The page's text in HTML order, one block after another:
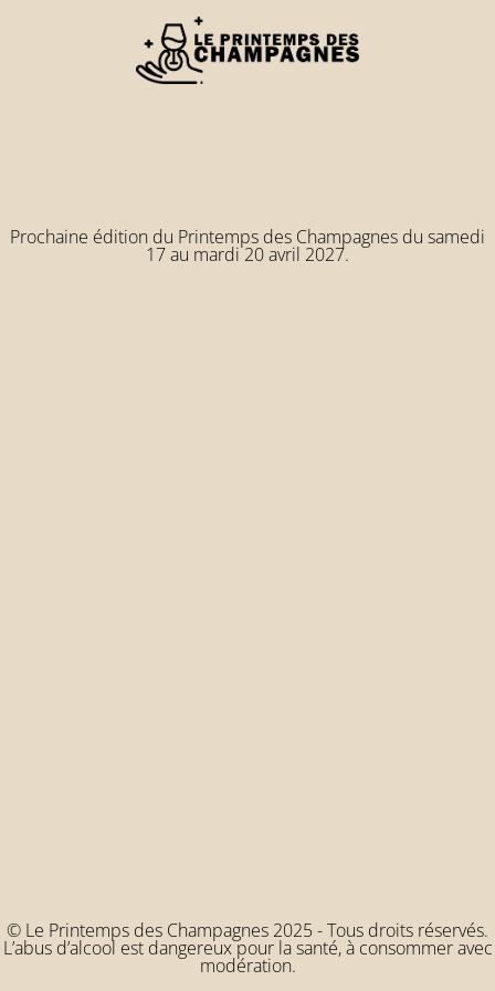
Prochaine édition du Printemps des Champagnes du samedi
17 au mardi 20 avril 2027.
© Le Printemps des Champagnes 2025 - Tous droits réservés.
L’abus d’alcool est dangereux pour la santé, à consommer avec
modération.